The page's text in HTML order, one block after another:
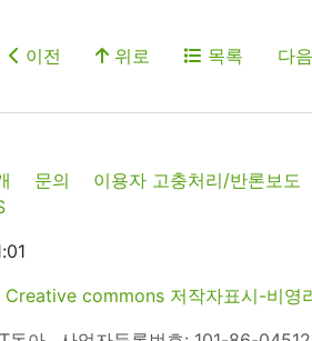
이전 위로 목록 다음
문의 이용자 고충처리/반론보도
Creative commons 저작자표시-비영